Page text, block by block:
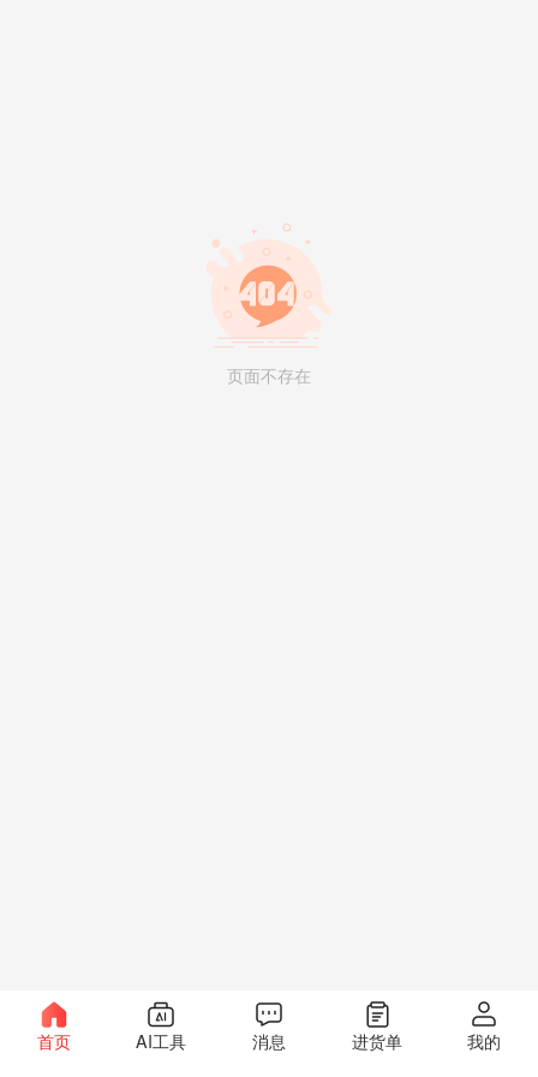
页面不存在
首页 AI工具 消息 进货单 我的